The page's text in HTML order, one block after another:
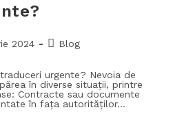
2024 Blog
urgente? Nevoia de
în diverse situații, printre
Contracte sau documente
în fața autorităților…